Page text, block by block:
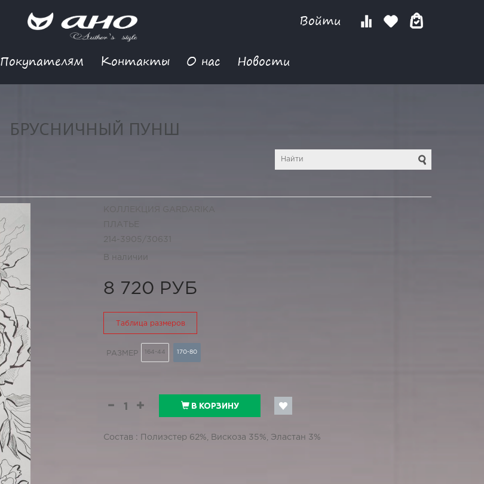
Войти
Покупателям Контакты О нас Новости
БРУСНИЧНЫЙ ПУНШ
КОЛЛЕКЦИЯ GARDARIKA
ПЛАТЬЕ
214-3905/30631
В наличии
8 720 РУБ
Таблица размеров
РАЗМЕР 164-44 170-80
В КОРЗИНУ
Состав : Полиэстер 62%, Вискоза 35%, Эластан 3%